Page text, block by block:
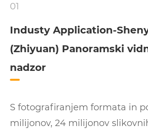
01
Industy Application-
(Zhiyuan) Panoramski
nadzor
S fotografiranjem formata in
milijonov, 24 milijonov